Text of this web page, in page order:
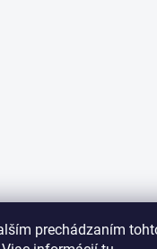
prechádzaním